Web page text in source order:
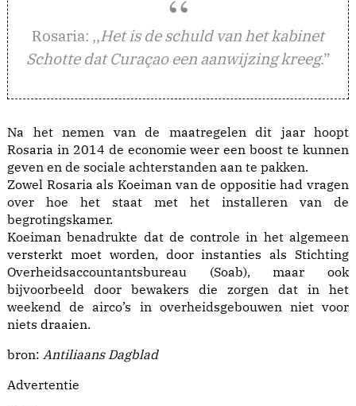
Rosaria: ,,Het is de schuld van het kabinet
Schotte dat Curaçao een aanwijzing kreeg.”
Na het nemen van de maatregelen dit jaar hoopt
Rosaria in 2014 de economie weer een boost te kunnen
geven en de sociale achterstanden aan te pakken.
Zowel Rosaria als Koeiman van de oppositie had vragen
over hoe het staat met het installeren van de
begrotingskamer.
Koeiman benadrukte dat de controle in het algemeen
versterkt moet worden, door instanties als Stichting
Overheidsaccountantsbureau (Soab), maar ook
bijvoorbeeld door bewakers die zorgen dat in het
weekend de airco’s in overheidsgebouwen niet voor
niets draaien.
bron: Antiliaans Dagblad
Advertentie